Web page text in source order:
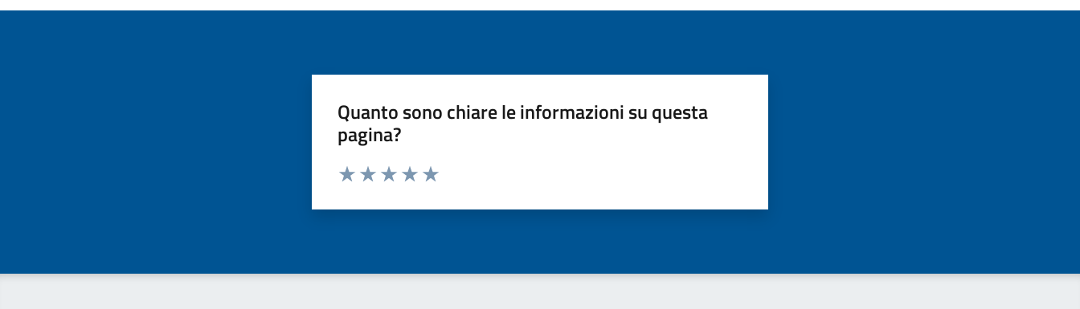
Quanto sono chiare le informazioni su questa
pagina?
Valuta da 1 a 5 stelle la pagina